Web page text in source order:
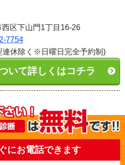
区下山門1丁目16-26
7754
連休除く※日曜日完全予約制)
いて詳しくはコチラ
にお電話できます